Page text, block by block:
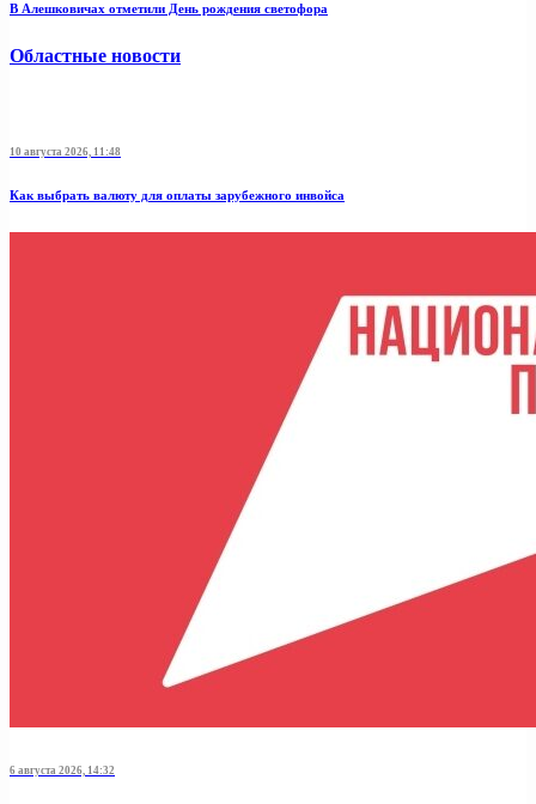
В Алешковичах отметили День рождения светофора
Областные новости
10 августа 2026, 11:48
Как выбрать валюту для оплаты зарубежного инвойса
6 августа 2026, 14:32